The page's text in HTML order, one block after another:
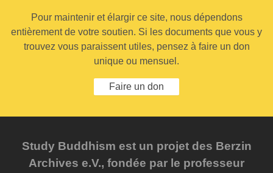
Pour maintenir et élargir ce site, nous dépendons
entièrement de votre soutien. Si les documents que vous y
trouvez vous paraissent utiles, pensez à faire un don
unique ou mensuel.
Faire un don
Study Buddhism est un projet des Berzin
Archives e.V., fondée par le professeur